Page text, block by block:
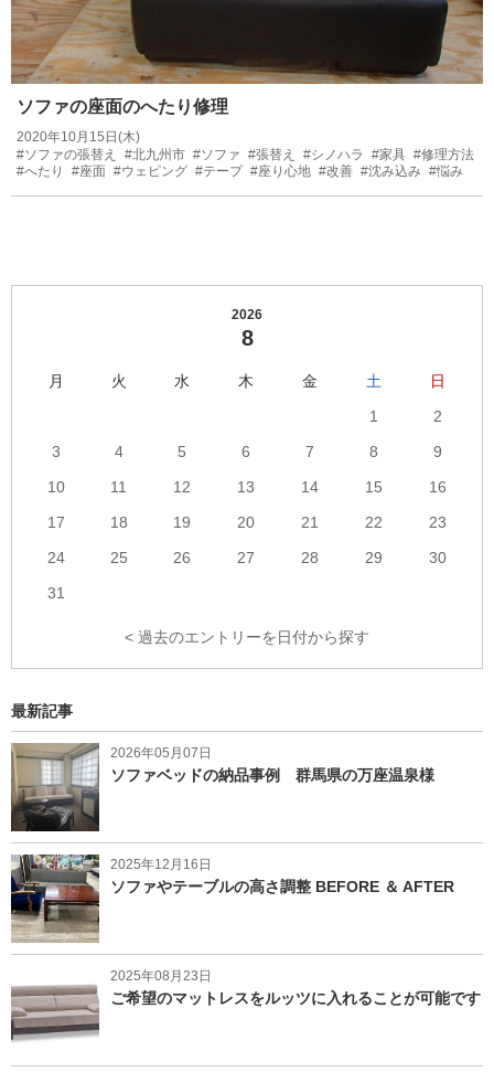
ソファの座面のへたり修理
2020年10月15日(木)
#ソファの張替え
#北九州市 #ソファ #張替え #シノハラ #家具 #修理方法
#へたり
#座面 #ウェピング #テープ #座り心地 #改善 #沈み込み #悩み
2026
8
月 火 水 木 金 土
日
1
2
3
4 5 6 7 8
9
10
11 12 13 14 15
16
17
18 19 20 21 22
23
24
25 26 27 28 29
30
31
< 過去のエントリーを日付から探す
最新記事
2026年05月07日
ソファベッドの納品事例 群馬県の万座温泉様
2025年12月16日
ソファやテーブルの高さ調整 BEFORE ＆ AFTER
2025年08月23日
ご希望のマットレスをルッツに入れることが可能です